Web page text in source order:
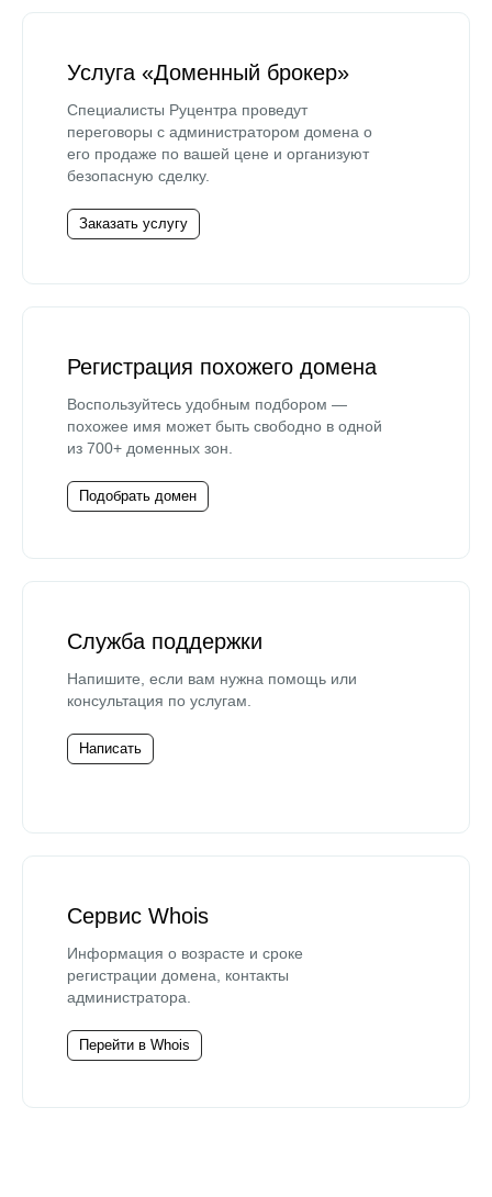
Услуга «Доменный брокер»
Специалисты Руцентра проведут
переговоры с администратором домена о
его продаже по вашей цене и организуют
безопасную сделку.
Заказать услугу
Регистрация похожего домена
Воспользуйтесь удобным подбором —
похожее имя может быть свободно в одной
из 700+ доменных зон.
Подобрать домен
Служба поддержки
Напишите, если вам нужна помощь или
консультация по услугам.
Написать
Сервис Whois
Информация о возрасте и сроке
регистрации домена, контакты
администратора.
Перейти в Whois